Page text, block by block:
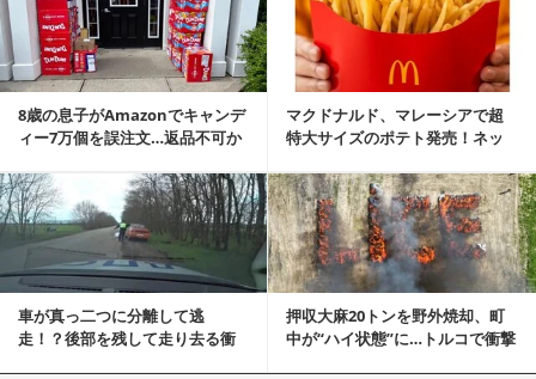
8歳の息子がAmazonでキャンデ
ィー7万個を誤注文…返品不可か
マクドナルド、マレーシアで超
特大サイズのポテト発売！ネッ
車が真っ二つに分離して逃
走！？後部を残して走り去る衝
押収大麻20トンを野外焼却、町
中が“ハイ状態”に…トルコで衝撃
記事を読む